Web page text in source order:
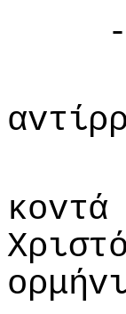
-
κovτά